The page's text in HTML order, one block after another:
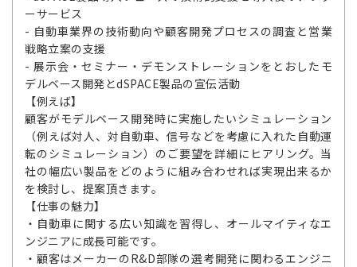
ーサービス
- 自動車業界の技術動向や顧客開発プロセスの調査と営業
戦略立案の支援
- 展示会・セミナー・デモンストレーションをとおしたモ
デルベース開発とdSPACE製品の宣伝活動
【例えば】
顧客がモデルベース開発時に実施したいシミュレーション
（例えば対人、対自動車、信号などを考慮に入れた自動運
転のシミュレーション）のご要望を詳細にヒアリング。当
社の幅広い製品をどのように組み合わせれば実現出来るか
を検討し、提案頂きます。
【仕事の魅力】
・自動車に関する広い知識を習得し、オールマイティなエ
ンジニアに成長可能です。
・顧客はメーカーのR&D部隊の選考開発に関わるエンジニ